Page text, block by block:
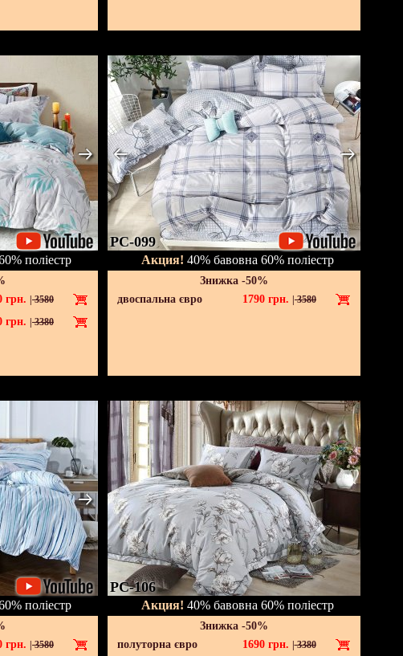
поліестр
грн. 3580
грн. 3380
PC-099
Акция! 40% бавовна 60% поліестр
Знижка -50%
двоспальна євро
1790 грн. 3580
поліестр
грн. 3580
PC-106
Акция! 40% бавовна 60% поліестр
Знижка -50%
полуторна євро
1690 грн. |3380